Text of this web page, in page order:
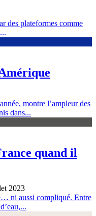
des plateformes comme
montre l’ampleur des
dans...
quand il
2023
ni aussi compliqué. Entre